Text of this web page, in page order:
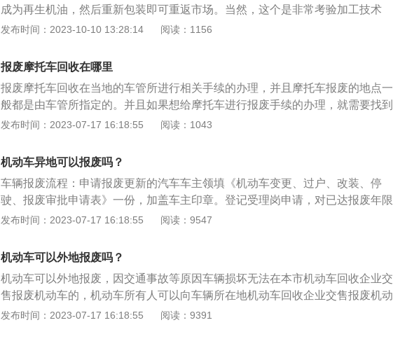
成为再生机油，然后重新包装即可重返市场。当然，这个是非常考验加工技术
的，对于一些小作坊来说，加工回收的做法往往都是比较粗糙的，生产出来的机
油可以在建筑工地上，作为混凝土脱模剂的存在。不仅可以防止混凝土粘住施工
模板，而且还能起到一定的防锈防蚀作用。3、路面油化要知道机油是一种粘稠
性强的有机物，尽管是废弃的机油，粘合特性还是尚存的。那么，将废机油喷洒
在扬尘较大的道路上，不仅可以粘住道路的灰尘，而且还能起到防尘固沙的功
效。4、废机油可以炼制柴油回收来的废机油，通过一系列的处理，是可以炼制
把废机油作为脱模剂的原料来进行使用,这种脱模剂适用于泡沫混凝土与金属模具
之间的脱模，目前广泛用于轻质隔墙板、免蒸砌块的生产。6、废机油可以灭掉
一些植物例如：竹子的根系发达，生长能力强，繁殖速度快，一般是通过地下匍
会肆无忌惮地蔓延，极其容易破坏周围的农田，严重影响庄稼的生长。向竹子周
亡。7、废机油可以炼制成工业用油机油本身就是一种黏稠性很强的有机物，尽
管是废弃的机油，粘合性还是尚存的，因此，可以将废机油利用在一些大型机械
上。8、废机油可以保养链条废机油还可以利用到润滑要求不是特别高的地方，
比如自行车链条、摩托车链条、大型器械的金属铰链，用废机油来涂抹，起到防
发布时间：2023-10-10 13:28:14 阅读：1156
报废摩托车回收在哪里
报废摩托车回收在当地的车管所进行相关手续的办理，并且摩托车报废的地点一
般都是由车管所指定的。并且如果想给摩托车进行报废手续的办理，就需要找到
当地的车管所，并且准备好办理摩托车报废所需要的资料。需要提交机动车注
复印件，并且还要有机动车的报废回收证明的原件。并且还需要随身携带着机动
车行驶证号牌及登记证书等，如果有丢失的话都会按照报废来算。并且根据《机
动车强制报废标准》第四条已注册机动车有下列情形之一的应当强制报废，其所
有人应当将机动车交售给报废机动车回收拆解企业，由报废机动车回收拆解企业
按规定进行登记、拆解、销毁等处理，并将报废机动车登记证书、号牌、行驶证
用13年。对小、微型出租客运汽车（纯电动汽车除外）和摩托车，省、自治区、
直辖市人民政府有关部门可结合本地实际情况，制定严于上述使用年限的规定，
但小、微型出租客运汽车不得低于6年，正三轮摩托车不得低于10年，其他摩托
发布时间：2023-07-17 16:18:55 阅读：1043
机动车异地可以报废吗？
车辆报废流程：申请报废更新的汽车车主领填《机动车变更、过户、改装、停
驶、报废审批申请表》一份，加盖车主印章。登记受理岗申请，对已达报废年限
的车辆开具《汽车报废通知书》。对未达到报废年限的机动车，经机动车查验岗
择一家符合规定的回收企业将车辆送交解体。回收企业经查验《通知书》后将车
辆解体并照相。要求发动机与车辆分离，发动机的缸体应打破，车架（底盘）要
割断。车主持《变更表》、《XX省更新汽车技术鉴定表》和《报废汽车回收证
明》及车辆解体照片，经机动车查验岗核对并签字，回收牌证，按规定上报审
批，办理报废登记。
发布时间：2023-07-17 16:18:55 阅读：9547
机动车可以外地报废吗？
机动车可以外地报废，因交通事故等原因车辆损坏无法在本市机动车回收企业交
售报废机动车的，机动车所有人可以向车辆所在地机动车回收企业交售报废机动
车。机动车回收企业确认车辆解体后，向机动车所有人出具报废机动车回收证
发布时间：2023-07-17 16:18:55 阅读：9391